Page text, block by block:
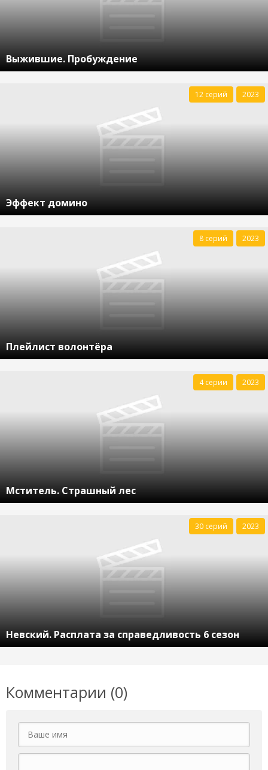
Выжившие. Пробуждение
Эффект домино
12 серий 2023
Плейлист волонтёра
8 серий 2023
Мститель. Страшный лес
4 серии 2023
Невский. Расплата за справедливость 6 сезон
30 серий 2023
Комментарии (0)